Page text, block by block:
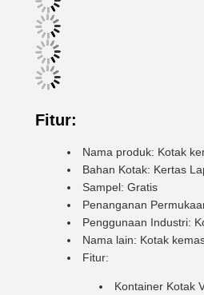
Fitur:
Nama produk: Kotak
Bahan Kotak: Kertas
Sampel: Gratis
Penanganan
Penggunaan Industri:
Nama lain: Kotak
Fitur:
Kontainer Kotak